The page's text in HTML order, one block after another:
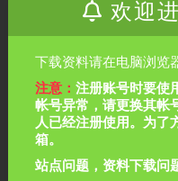
下一篇
电梯基础知识培训(结构及
相关文章
欢迎
下载资料请在电脑浏览
注意：注册账号时要使
帐号异常，请更换其帐
人已经注册使用。为了
箱。
站点问题，资料下载问